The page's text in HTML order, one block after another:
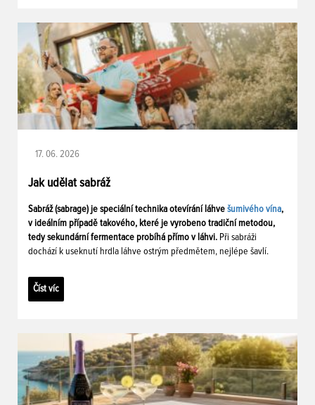
17. 06. 2026
Jak udělat sabráž
Sabráž (sabrage) je speciální technika otevírání láhve šumivého vína,
v ideálním případě takového, které je vyrobeno tradiční metodou,
tedy sekundární fermentace probíhá přímo v láhvi. Při sabráži
dochází k useknutí hrdla láhve ostrým předmětem, nejlépe šavlí.
Číst víc